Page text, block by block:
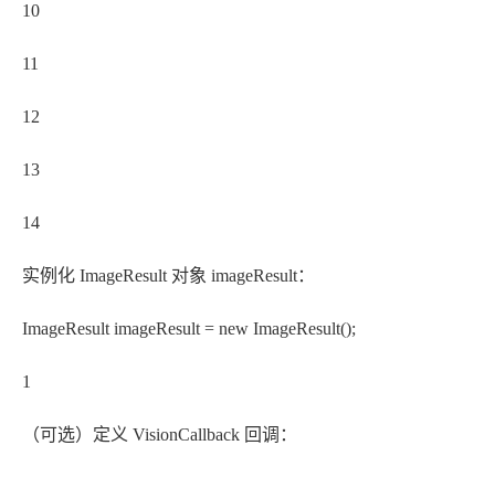
10
11
12
13
14
实例化 ImageResult 对象 imageResult：
ImageResult imageResult = new ImageResult();
1
（可选）定义 VisionCallback 回调：